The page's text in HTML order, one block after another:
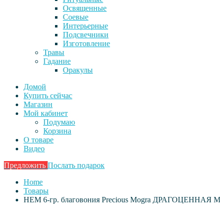
Освященные
Соевые
Интерьерные
Подсвечники
Изготовление
Травы
Гадание
Оракулы
Домой
Купить сейчас
Магазин
Мой кабинет
Подумаю
Корзина
О товаре
Видео
Предложить Послать подарок
Home
Товары
HEM 6-гр. благовония Precious Mogra ДРАГОЦЕННАЯ